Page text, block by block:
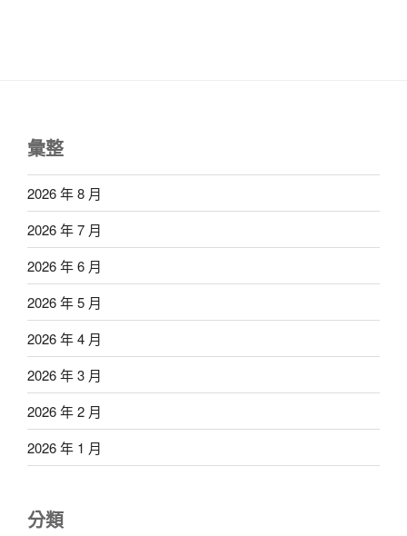
彙整
2026 年 8 月
2026 年 7 月
2026 年 6 月
2026 年 5 月
2026 年 4 月
2026 年 3 月
2026 年 2 月
2026 年 1 月
分類